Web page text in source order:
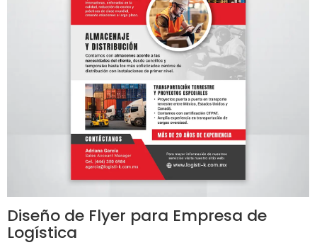
Diseño de Flyer para Empresa de
Logística